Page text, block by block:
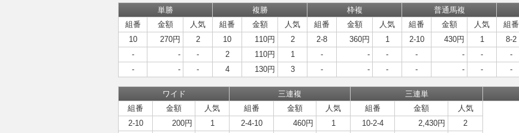
単勝 複勝 枠複 普通馬複
組番
金額 人気 組番 金額 人気 組番 金額 人気 組番 金額 人気 組番
10
270円 2 10 110円 2 2-8 360円 1 2-10 430円 1 8-2
-
- - 2 110円 1 - - - - - - -
-
- - 4 130円 3 - - - - - - -
ワイド 三連複 三連単
組番
金額 人気 組番 金額 人気 組番 金額
人気
2-10
200円 1 2-4-10 460円 1 10-2-4 2,430円
2